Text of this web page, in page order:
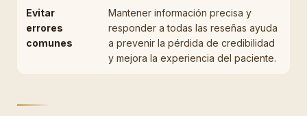
Evitar
errores
comunes
Mantener información precisa y
responder a todas las reseñas ayuda
a prevenir la pérdida de credibilidad
y mejora la experiencia del paciente.